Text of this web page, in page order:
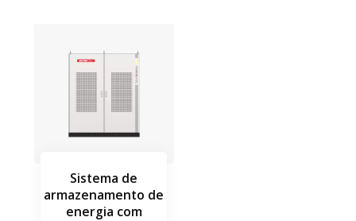
Sistema de
armazenamento de
energia com